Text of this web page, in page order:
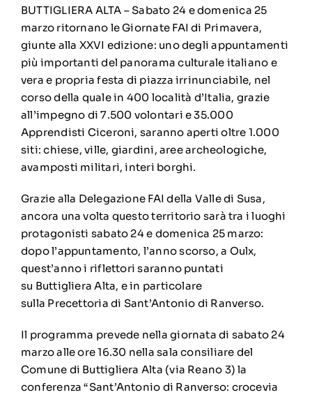
BUTTIGLIERA ALTA – Sabato 24 e domenica 25
marzo ritornano le Giornate FAI di Primavera,
giunte alla XXVI edizione: uno degli appuntamenti
più importanti del panorama culturale italiano e
vera e propria festa di piazza irrinunciabile, nel
corso della quale in 400 località d’Italia, grazie
all’impegno di 7.500 volontari e 35.000
Apprendisti Ciceroni, saranno aperti oltre 1.000
siti: chiese, ville, giardini, aree archeologiche,
avamposti militari, interi borghi.
Grazie alla Delegazione FAI della Valle di Susa,
ancora una volta questo territorio sarà tra i luoghi
protagonisti sabato 24 e domenica 25 marzo:
dopo l’appuntamento, l’anno scorso, a Oulx,
quest’anno i riflettori saranno puntati
su Buttigliera Alta, e in particolare
sulla Precettoria di Sant’Antonio di Ranverso.
Il programma prevede nella giornata di sabato 24
marzo alle ore 16.30 nella sala consiliare del
Comune di Buttigliera Alta (via Reano 3) la
conferenza “Sant’Antonio di Ranverso: crocevia